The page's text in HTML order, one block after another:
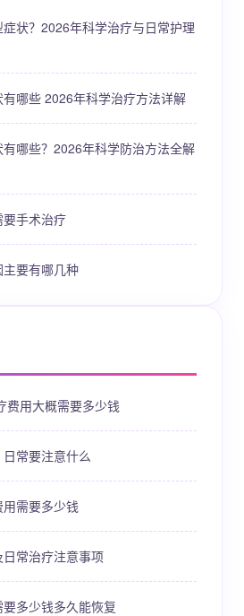
状？2026年科学治疗与日常护理
哪些 2026年科学治疗方法详解
哪些？2026年科学防治方法全解
手术治疗
要有哪几种
费用大概需要多少钱
常要注意什么
需要多少钱
常治疗注意事项
多少钱多久能恢复